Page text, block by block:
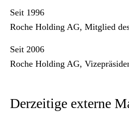
Seit 1996
Roche Holding AG, Mitglied
Seit 2006
Roche Holding AG,
Derzeitige externe